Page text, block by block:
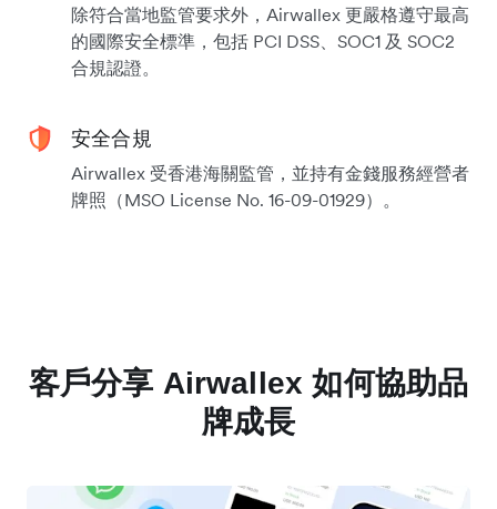
除符合當地監管要求外，Airwallex 更嚴格遵守最高
的國際安全標準，包括 PCI DSS、SOC1 及 SOC2
合規認證。
安全合規
Airwallex 受香港海關監管，並持有金錢服務經營者
牌照（MSO License No. 16-09-01929）。
客戶分享 Airwallex 如何協助品
牌成長